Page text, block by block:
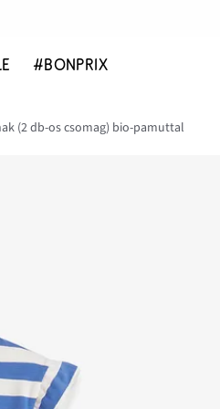
#BONPRIX
(2 db-os csomag) bio-pamuttal